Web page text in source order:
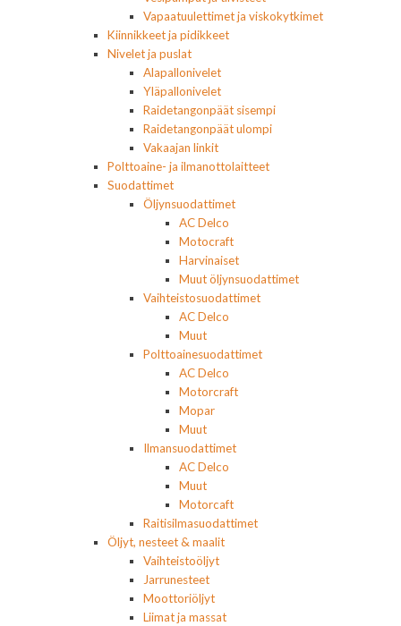
Vapaatuulettimet ja viskokytkimet
Kiinnikkeet ja pidikkeet
Nivelet ja puslat
Alapallonivelet
Yläpallonivelet
Raidetangonpäät sisempi
Raidetangonpäät ulompi
Vakaajan linkit
Polttoaine- ja ilmanottolaitteet
Suodattimet
Öljynsuodattimet
AC Delco
Motocraft
Harvinaiset
Muut öljynsuodattimet
Vaihteistosuodattimet
AC Delco
Muut
Polttoainesuodattimet
AC Delco
Motorcraft
Mopar
Muut
Ilmansuodattimet
AC Delco
Muut
Motorcaft
Raitisilmasuodattimet
Öljyt, nesteet & maalit
Vaihteistoöljyt
Jarrunesteet
Moottoriöljyt
Liimat ja massat